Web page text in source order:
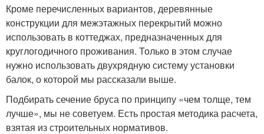
Кроме перечисленных вариантов, деревянные
конструкции для межэтажных перекрытий можно
использовать в коттеджах, предназначенных для
круглогодичного проживания. Только в этом случае
нужно использовать двухрядную систему установки
балок, о которой мы рассказали выше.
Подбирать сечение бруса по принципу «чем толще, тем
лучше», мы не советуем. Есть простая методика расчета,
взятая из строительных нормативов.